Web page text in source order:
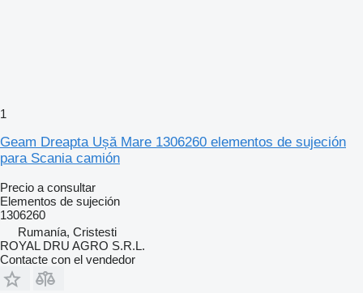
1
Geam Dreapta Ușă Mare 1306260 elementos de sujeción
para Scania camión
Precio a consultar
Elementos de sujeción
1306260
Rumanía, Cristesti
ROYAL DRU AGRO S.R.L.
Contacte con el vendedor